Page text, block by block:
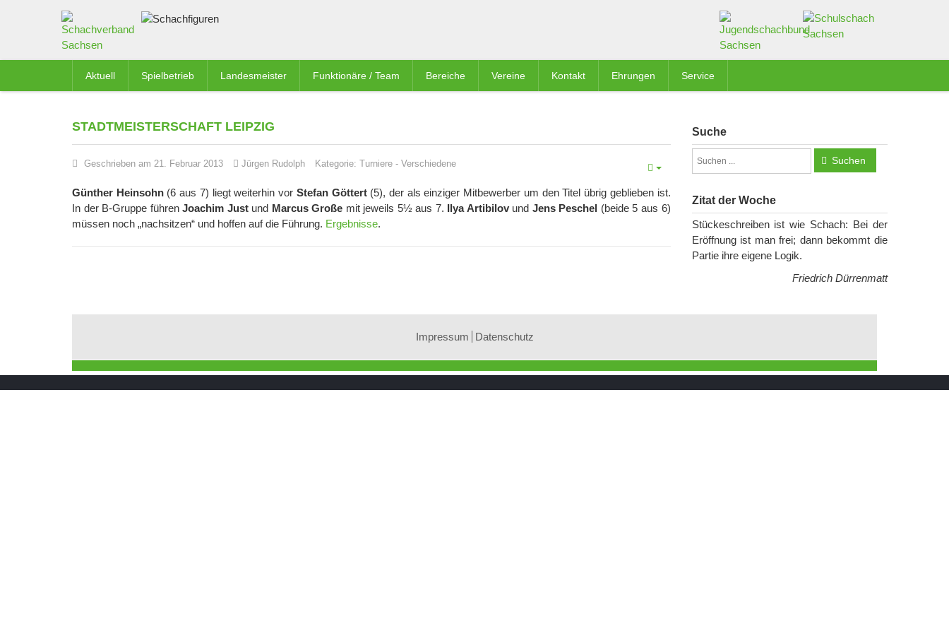
Aktuell Spielbetrieb Landesmeister Funktionäre / Team Bereiche Vereine Kontakt Ehrungen Service
STADTMEISTERSCHAFT LEIPZIG
Geschrieben am 21. Februar 2013 Jürgen Rudolph Kategorie: Turniere - Verschiedene
Günther Heinsohn(6 aus 7) liegt weiterhin vor Stefan Göttert(5), der als einziger Mitbewerber um den Titel übrig geblieben ist.
In der B-Gruppe führenJoachim Justund Marcus Große mit jeweils 5½ aus 7. Ilya Artibilov und Jens Peschel (beide 5 aus 6)
müssen noch „nachsitzen“ und hoffen auf die Führung. Ergebnisse.
Suche
Suchen
Zitat der Woche
Stückeschreiben ist wie Schach: Bei der
Eröffnung ist man frei; dann bekommt die
Partie ihre eigene Logik.
Friedrich Dürrenmatt
Impressum Datenschutz